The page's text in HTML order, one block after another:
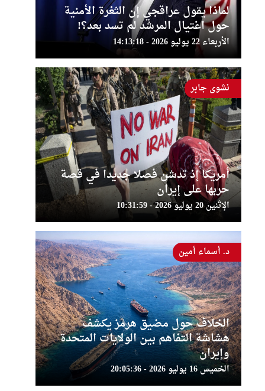
لماذا يقول عراقجي إن الثغرة الأمنية
حول اغتيال المرشد لم تسد بعد؟!
الأربعاء 22 يوليو 2026 - 14:13:18
أمريكا إذ تدشن فصلا جديدا في قصة
حربها على إيران
الإثنين 20 يوليو 2026 - 10:31:59
نشوى جابر
الخلاف حول مضيق هرمز يكشف
هشاشة التفاهم بين الولايات المتحدة
وإيران
الخميس 16 يوليو 2026 - 20:05:36
د. أسماء أمين